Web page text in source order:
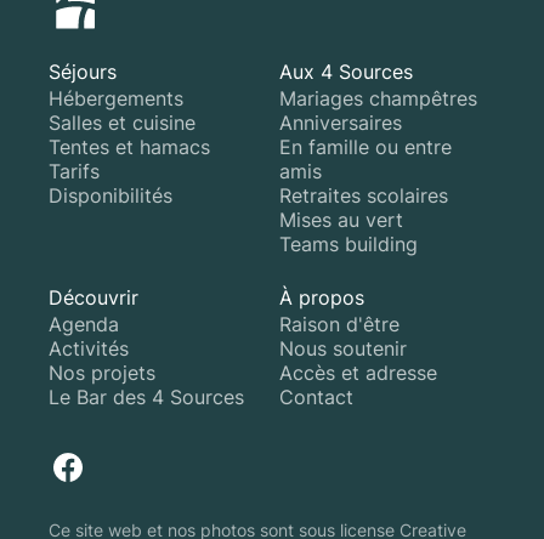
Séjours
Hébergements
Salles et cuisine
Tentes et hamacs
Tarifs
Disponibilités
Aux 4 Sources
Mariages champêtres
Anniversaires
En famille ou entre
amis
Retraites scolaires
Mises au vert
Teams building
Découvrir
Agenda
Activités
Nos projets
Le Bar des 4 Sources
À propos
Raison d'être
Nous soutenir
Accès et adresse
Contact
Ce site web et nos photos sont sous license Creative